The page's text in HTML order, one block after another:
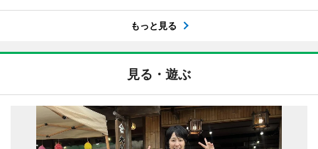
もっと見る
見る・遊ぶ